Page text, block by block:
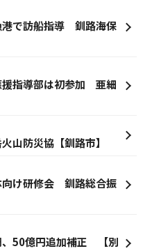
で訪船指導 釧路海保
指導部は初参加 亜細
山防災協【釧路市】
け研修会 釧路総合振
50億円追加補正 【別